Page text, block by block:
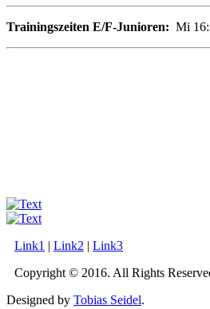
Trainingszeiten E/F-Junioren: Mi
Link1 | Link2 | Link3
Copyright © 2016. All Rights
Designed by Tobias Seidel.